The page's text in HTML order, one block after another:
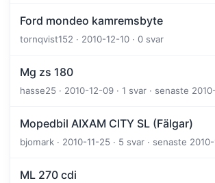
Ford mondeo kamremsbyte
tornqvist152 · 2010-12-10 · 0 svar
Mg zs 180
hasse25 · 2010-12-09 · 1 svar · senaste
Mopedbil AIXAM CITY SL (Fälgar)
bjomark · 2010-11-25 · 5 svar · senaste
ML 270 cdi